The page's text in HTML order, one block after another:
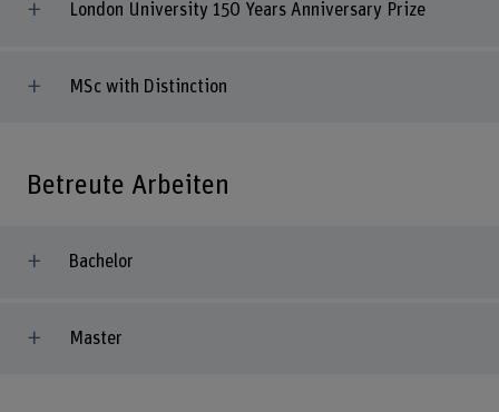
London University 150 Years Anniversary Prize
MSc with Distinction
Betreute Arbeiten
Bachelor
Master